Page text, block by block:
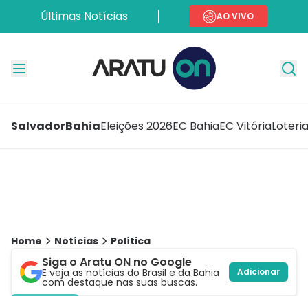
Últimas Notícias AO VIVO
SalvadorBahiaEleições 2026EC BahiaEC Vitória
Home Notícias Política
Siga o Aratu ON no Google
E veja as notícias do Brasil e da Bahia
com destaque nas suas buscas.
Adicionar